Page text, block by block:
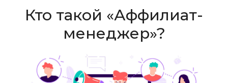
Кто такой «Аффилиат-
менеджер»?